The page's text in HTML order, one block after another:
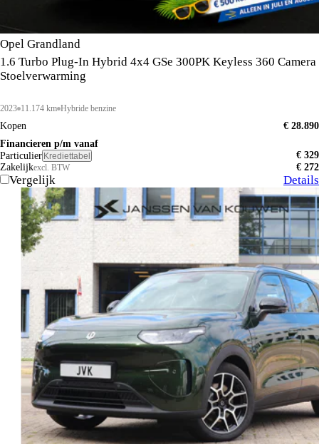
Opel Grandland
1.6 Turbo Plug-In Hybrid 4x4 GSe 300PK Keyless 360 Camera
Stoelverwarming
2023 11.174 km Hybride benzine
Kopen
€ 28.890
Financieren p/m vanaf
Particulier Krediettabel
€ 329
Zakelijkexcl. BTW € 272
Vergelijk Details